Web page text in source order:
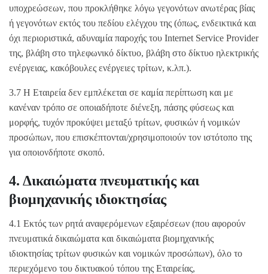
υποχρεώσεων, που προκλήθηκε λόγω γεγονότων ανωτέρας βίας
ή γεγονότων εκτός του πεδίου ελέγχου της (όπως, ενδεικτικά και
όχι περιοριστικά, αδυναμία παροχής του Internet Service Provider
της, βλάβη στο τηλεφωνικό δίκτυο, βλάβη στο δίκτυο ηλεκτρικής
ενέργειας, κακόβουλες ενέργειες τρίτων, κ.λπ.).
3.7 Η Εταιρεία δεν εμπλέκεται σε καμία περίπτωση και με
κανέναν τρόπο σε οποιαδήποτε διένεξη, πάσης φύσεως και
μορφής, τυχόν προκύψει μεταξύ τρίτων, φυσικών ή νομικών
προσώπων, που επισκέπτονται/χρησιμοποιούν τον ιστότοπο της
για οποιονδήποτε σκοπό.
4. Δικαιώματα πνευματικής και
βιομηχανικής ιδιοκτησίας
4.1 Εκτός των ρητά αναφερόμενων εξαιρέσεων (που αφορούν
πνευματικά δικαιώματα και δικαιώματα βιομηχανικής
ιδιοκτησίας τρίτων φυσικών και νομικών προσώπων), όλο το
περιεχόμενο του δικτυακού τόπου της Εταιρείας,